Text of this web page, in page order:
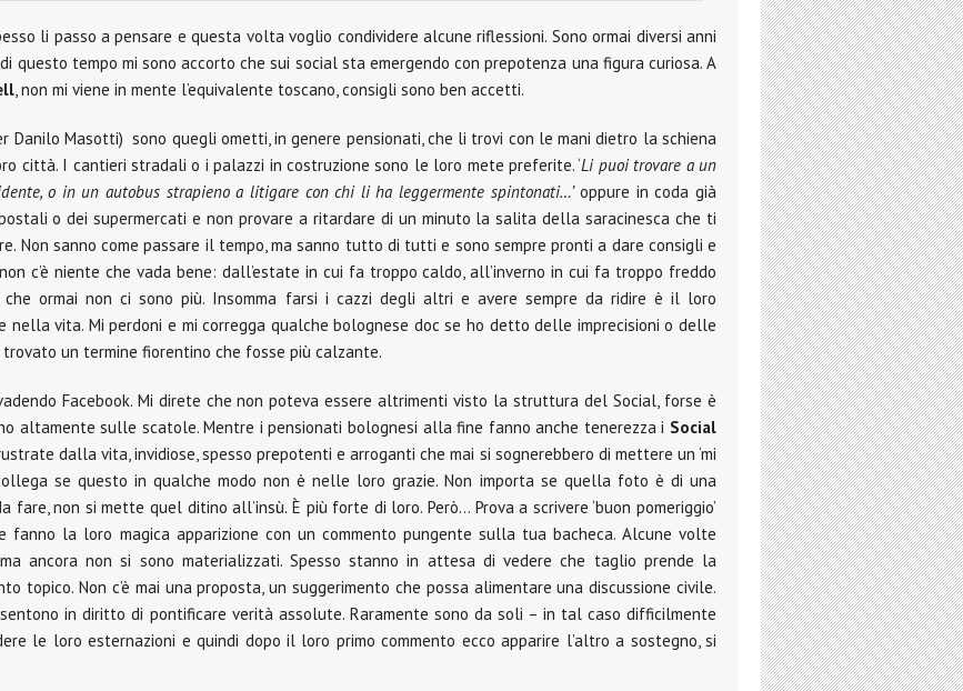
li passo a pensare e questa volta voglio condividere alcune riflessioni. Sono ormai diversi anni
questo tempo mi sono accorto che sui social sta emergendo con prepotenza una figura curiosa. A
, non mi viene in mente l’equivalente toscano, consigli sono ben accetti.
Danilo Masotti) sono quegli ometti, in genere pensionati, che li trovi con le mani dietro la schiena
città. I cantieri stradali o i palazzi in costruzione sono le loro mete preferite. ‘Li puoi trovare a un
o in un autobus strapieno a litigare con chi li ha leggermente spintonati…’oppure in coda già
o dei supermercati e non provare a ritardare di un minuto la salita della saracinesca che ti
Non sanno come passare il tempo, ma sanno tutto di tutti e sono sempre pronti a dare consigli e
c’è niente che vada bene: dall’estate in cui fa troppo caldo, all’inverno in cui fa troppo freddo
ormai non ci sono più. Insomma farsi i cazzi degli altri e avere sempre da ridire è il loro
nella vita. Mi perdoni e mi corregga qualche bolognese doc se ho detto delle imprecisioni o delle
un termine fiorentino che fosse più calzante.
Facebook. Mi direte che non poteva essere altrimenti visto la struttura del Social, forse è
altamente sulle scatole. Mentre i pensionati bolognesi alla fine fanno anche tenerezza i Social
dalla vita, invidiose, spesso prepotenti e arroganti che mai si sognerebbero di mettere un ‘mi
se questo in qualche modo non è nelle loro grazie. Non importa se quella foto è di una
fare, non si mette quel ditino all’insù. È più forte di loro. Però… Prova a scrivere ‘buon pomeriggio’
fanno la loro magica apparizione con un commento pungente sulla tua bacheca. Alcune volte
ancora non si sono materializzati. Spesso stanno in attesa di vedere che taglio prende la
topico. Non c’è mai una proposta, un suggerimento che possa alimentare una discussione civile.
in diritto di pontificare verità assolute. Raramente sono da soli – in tal caso difficilmente
le loro esternazioni e quindi dopo il loro primo commento ecco apparire l’altro a sostegno, si